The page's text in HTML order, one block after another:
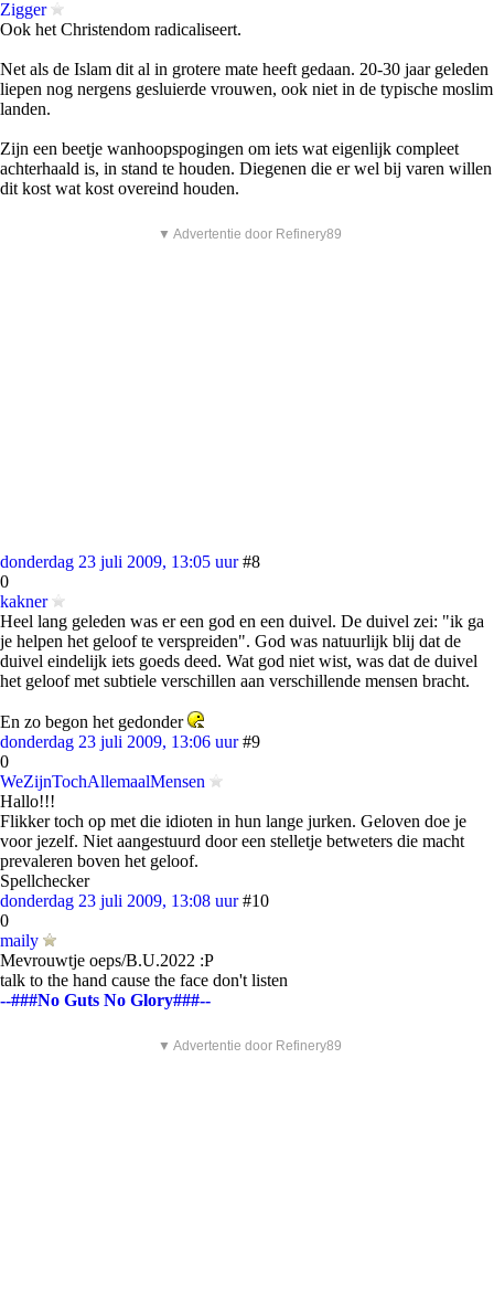
Zigger
Ook het Christendom radicaliseert.
Net als de Islam dit al in grotere mate heeft gedaan. 20-30 jaar geleden
liepen nog nergens gesluierde vrouwen, ook niet in de typische moslim
landen.
Zijn een beetje wanhoopspogingen om iets wat eigenlijk compleet
achterhaald is, in stand te houden. Diegenen die er wel bij varen willen
dit kost wat kost overeind houden.
▼ Advertentie door Refinery89
donderdag 23 juli 2009, 13:05 uur #8
0
kakner
Heel lang geleden was er een god en een duivel. De duivel zei: "ik ga
je helpen het geloof te verspreiden". God was natuurlijk blij dat de
duivel eindelijk iets goeds deed. Wat god niet wist, was dat de duivel
het geloof met subtiele verschillen aan verschillende mensen bracht.
En zo begon het gedonder
donderdag 23 juli 2009, 13:06 uur #9
0
WeZijnTochAllemaalMensen
Hallo!!!
Flikker toch op met die idioten in hun lange jurken. Geloven doe je
voor jezelf. Niet aangestuurd door een stelletje betweters die macht
prevaleren boven het geloof.
Spellchecker
donderdag 23 juli 2009, 13:08 uur #10
0
maily
Mevrouwtje oeps/B.U.2022 :P
talk to the hand cause the face don't listen
--###No Guts No Glory###--
▼ Advertentie door Refinery89